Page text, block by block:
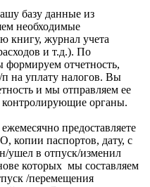
базу данные из
необходимые
книгу, журнал учета
и т.д.). По
формируем отчетность,
на уплату налогов. Вы
и мы отправляем ее
контролирующие органы.
предоставляете
копии паспортов, дату, с
ушел в отпуск/изменил
которых мы составляем
/перемещения